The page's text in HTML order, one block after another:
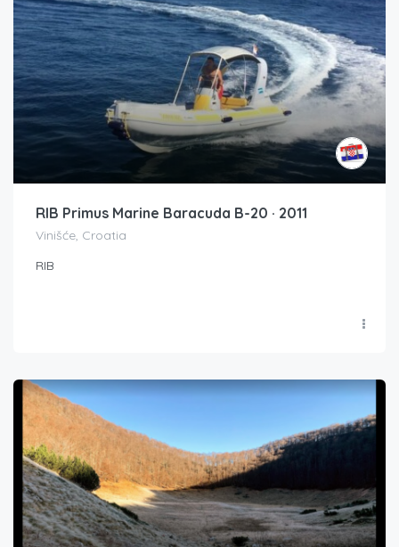
RIB Primus Marine Baracuda B-20 · 2011
Vinišće, Croatia
RIB